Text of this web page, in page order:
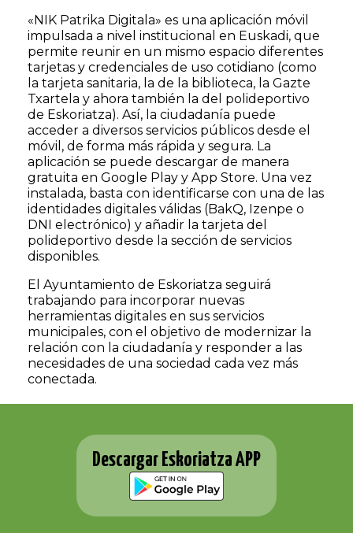
«NIK Patrika Digitala» es una aplicación móvil
impulsada a nivel institucional en Euskadi, que
permite reunir en un mismo espacio diferentes
tarjetas y credenciales de uso cotidiano (como
la tarjeta sanitaria, la de la biblioteca, la Gazte
Txartela y ahora también la del polideportivo
de Eskoriatza). Así, la ciudadanía puede
acceder a diversos servicios públicos desde el
móvil, de forma más rápida y segura. La
aplicación se puede descargar de manera
gratuita en Google Play y App Store. Una vez
instalada, basta con identificarse con una de las
identidades digitales válidas (BakQ, Izenpe o
DNI electrónico) y añadir la tarjeta del
polideportivo desde la sección de servicios
disponibles.
El Ayuntamiento de Eskoriatza seguirá
trabajando para incorporar nuevas
herramientas digitales en sus servicios
municipales, con el objetivo de modernizar la
relación con la ciudadanía y responder a las
necesidades de una sociedad cada vez más
conectada.
Descargar Eskoriatza APP